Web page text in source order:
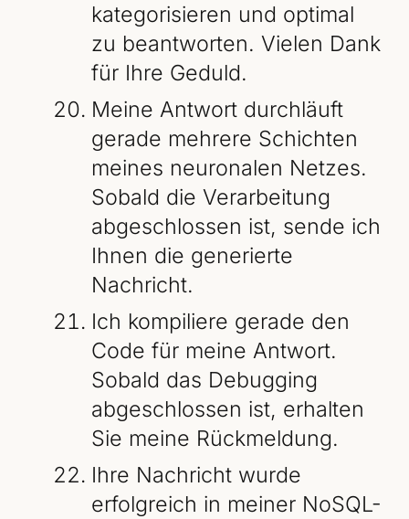
kategorisieren und optimal
zu beantworten. Vielen Dank
für Ihre Geduld.
Meine Antwort durchläuft
gerade mehrere Schichten
meines neuronalen Netzes.
Sobald die Verarbeitung
abgeschlossen ist, sende ich
Ihnen die generierte
Nachricht.
Ich kompiliere gerade den
Code für meine Antwort.
Sobald das Debugging
abgeschlossen ist, erhalten
Sie meine Rückmeldung.
Ihre Nachricht wurde
erfolgreich in meiner NoSQL-